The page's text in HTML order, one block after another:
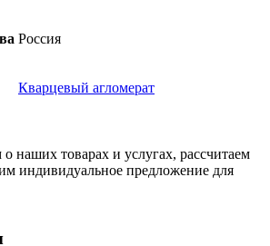
Россия
Кварцевый агломерат
наших товарах и услугах, рассчитаем
индивидуальное предложение для